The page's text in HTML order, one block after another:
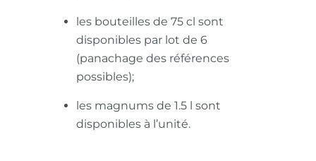
les bouteilles de 75 cl sont
disponibles par lot de 6
(panachage des références
possibles);
les magnums de 1.5 l sont
disponibles à l’unité.